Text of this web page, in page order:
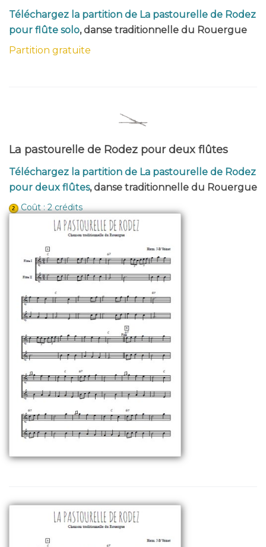
Téléchargez la partition de La pastourelle de Rodez
pour flûte solo, danse traditionnelle du Rouergue
Partition gratuite
La pastourelle de Rodez pour deux flûtes
Téléchargez la partition de La pastourelle de Rodez
pour deux flûtes, danse traditionnelle du Rouergue
Coût : 2 crédits